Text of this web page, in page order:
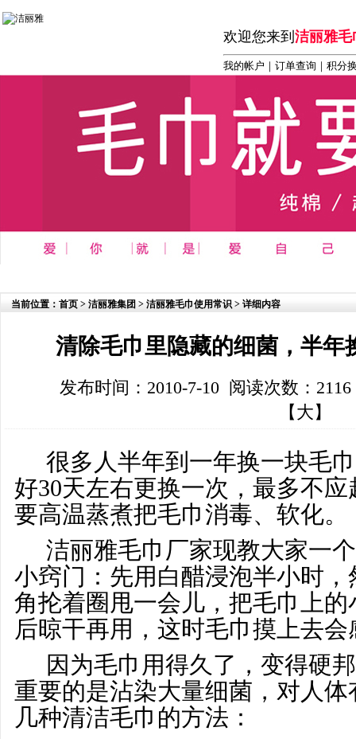
欢迎您来到 洁丽雅毛
我的帐户 ｜ 订单查询 ｜积分
当前位置： 首页 > 洁丽雅集团 > 洁丽雅毛巾使用常识 > 详细内容
清除毛巾里隐藏的细菌，半年
发布时间：2010-7-10 阅读次数：
【大】
很多人半年到一年换一块毛
好30天左右更换一次，最多不
要高温蒸煮把毛巾消毒、软化。
洁丽雅毛巾厂家现教大家一
小窍门：先用白醋浸泡半小时
角抡着圈甩一会儿，把毛巾上
后晾干再用，这时毛巾摸上去
因为毛巾用得久了，变得硬
重要的是沾染大量细菌，对人
几种清洁毛巾的方法：